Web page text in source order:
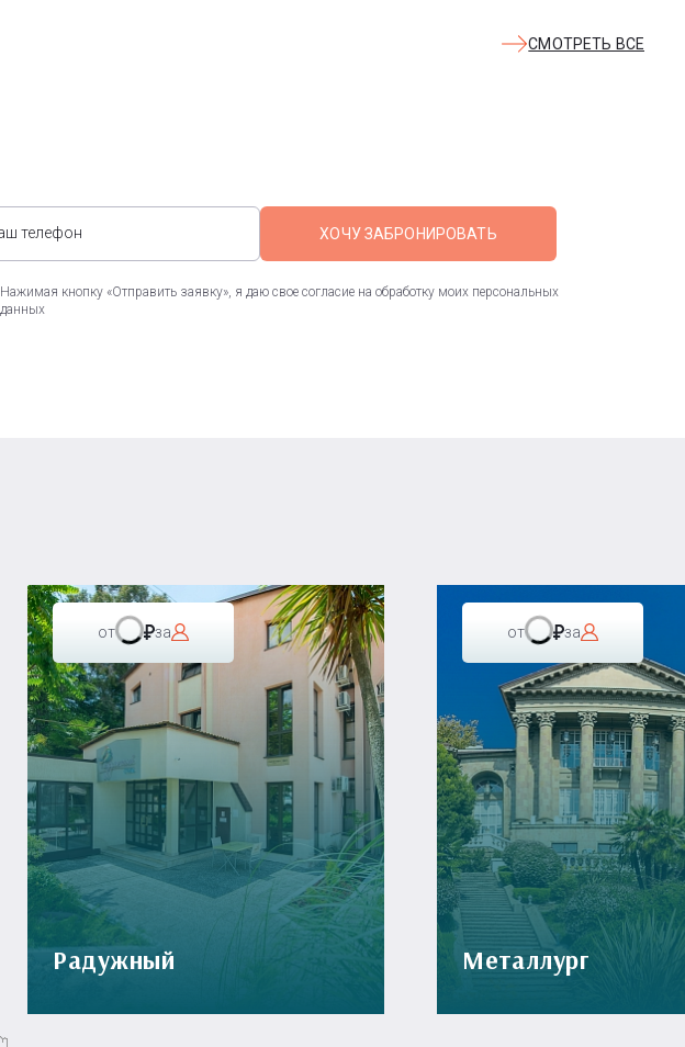
СМОТРЕТЬ ВСЕ
ХОЧУ ЗАБРОНИРОВАТЬ
Нажимая кнопку «Отправить заявку», я даю свое согласие на обработку моих персональных
данных
от за
Радужный
от за
Металлург